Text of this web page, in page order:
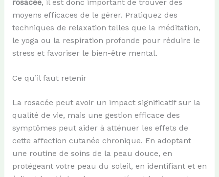
rosacée, il est donc important de trouver des
moyens efficaces de le gérer. Pratiquez des
techniques de relaxation telles que la méditation,
le yoga ou la respiration profonde pour réduire le
stress et favoriser le bien-être mental.
Ce qu’il faut retenir
La rosacée peut avoir un impact significatif sur la
qualité de vie, mais une gestion efficace des
symptômes peut aider à atténuer les effets de
cette affection cutanée chronique. En adoptant
une routine de soins de la peau douce, en
protégeant votre peau du soleil, en identifiant et en